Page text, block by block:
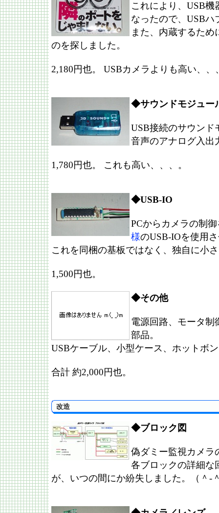
これにより、USB
なったので、USBハ
また、内蔵するた
のを探しました。
2,180円也。 USBカメラよりも高い、、
◆サウンドモジュー
USB接続のサウンド
音声のアナログ入出
1,780円也。 これも高い、、、。
◆USB-IO
PCからカメラの制
様のUSB-IOを使用
これを同梱の基板ではなく、独自に小
1,500円也。
◆その他
電源回路、モータ制
部品。
USBケーブル、小型ケース、ホットボ
合計 約2,000円也。
改造
◆ブロック図
偽ダミー監視カメラ
各ブロックの詳細な
が、いつの間にか紛失しました。（＾-